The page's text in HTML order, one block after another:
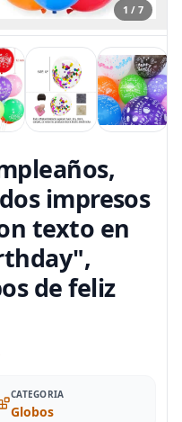
1 / 7
impresos
texto en
de feliz
CATEGORIA
Globos